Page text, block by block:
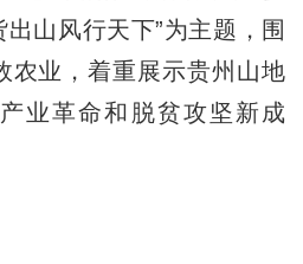
山风行天下”为主题，围
农业，着重展示贵州山地
业革命和脱贫攻坚新成